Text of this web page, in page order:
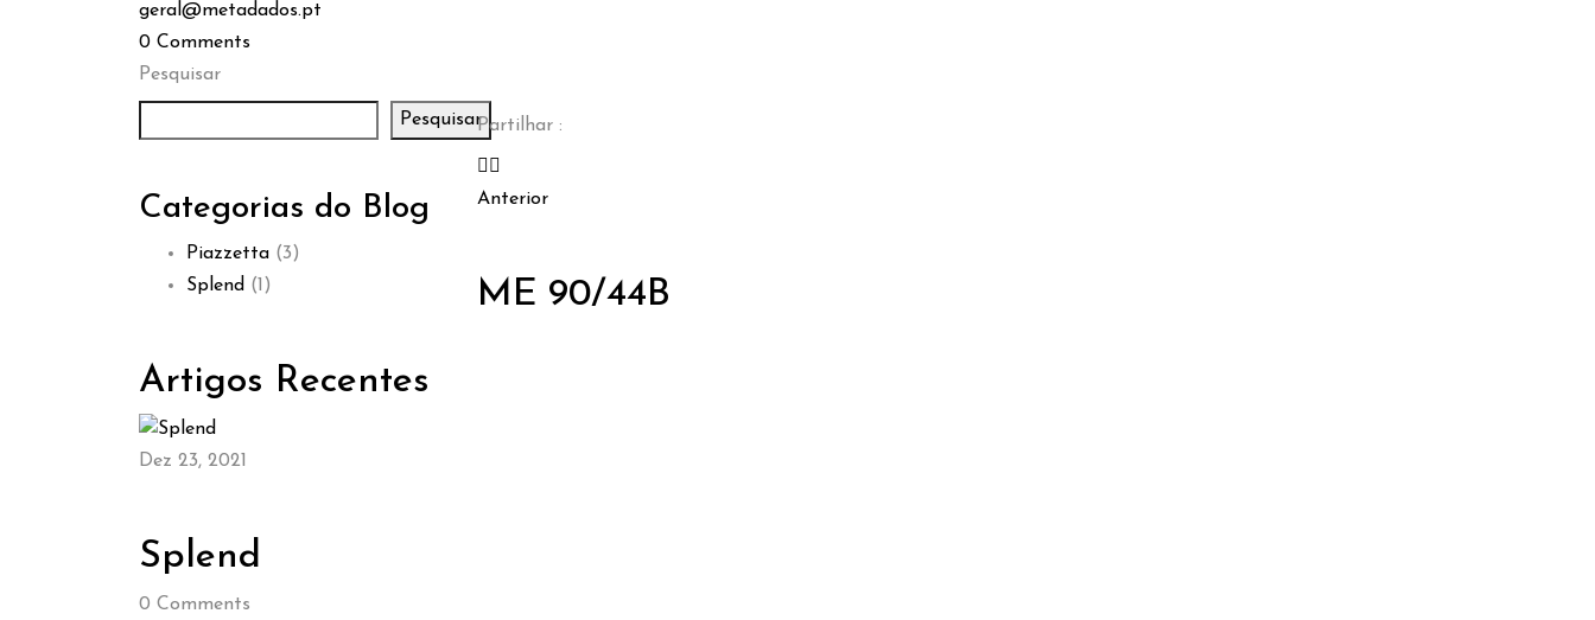
geral@metadados.pt
0 Comments
Pesquisar
Pesquisar
Categorias do Blog
Piazzetta (3)
Splend (1)
Artigos Recentes
Dez 23, 2021
Splend
0 Comments
Partilhar :
Anterior
ME 90/44B